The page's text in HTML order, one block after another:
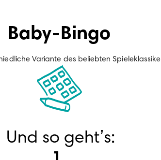
Baby-Bingo
Variante des beliebten
Und so geht’s: